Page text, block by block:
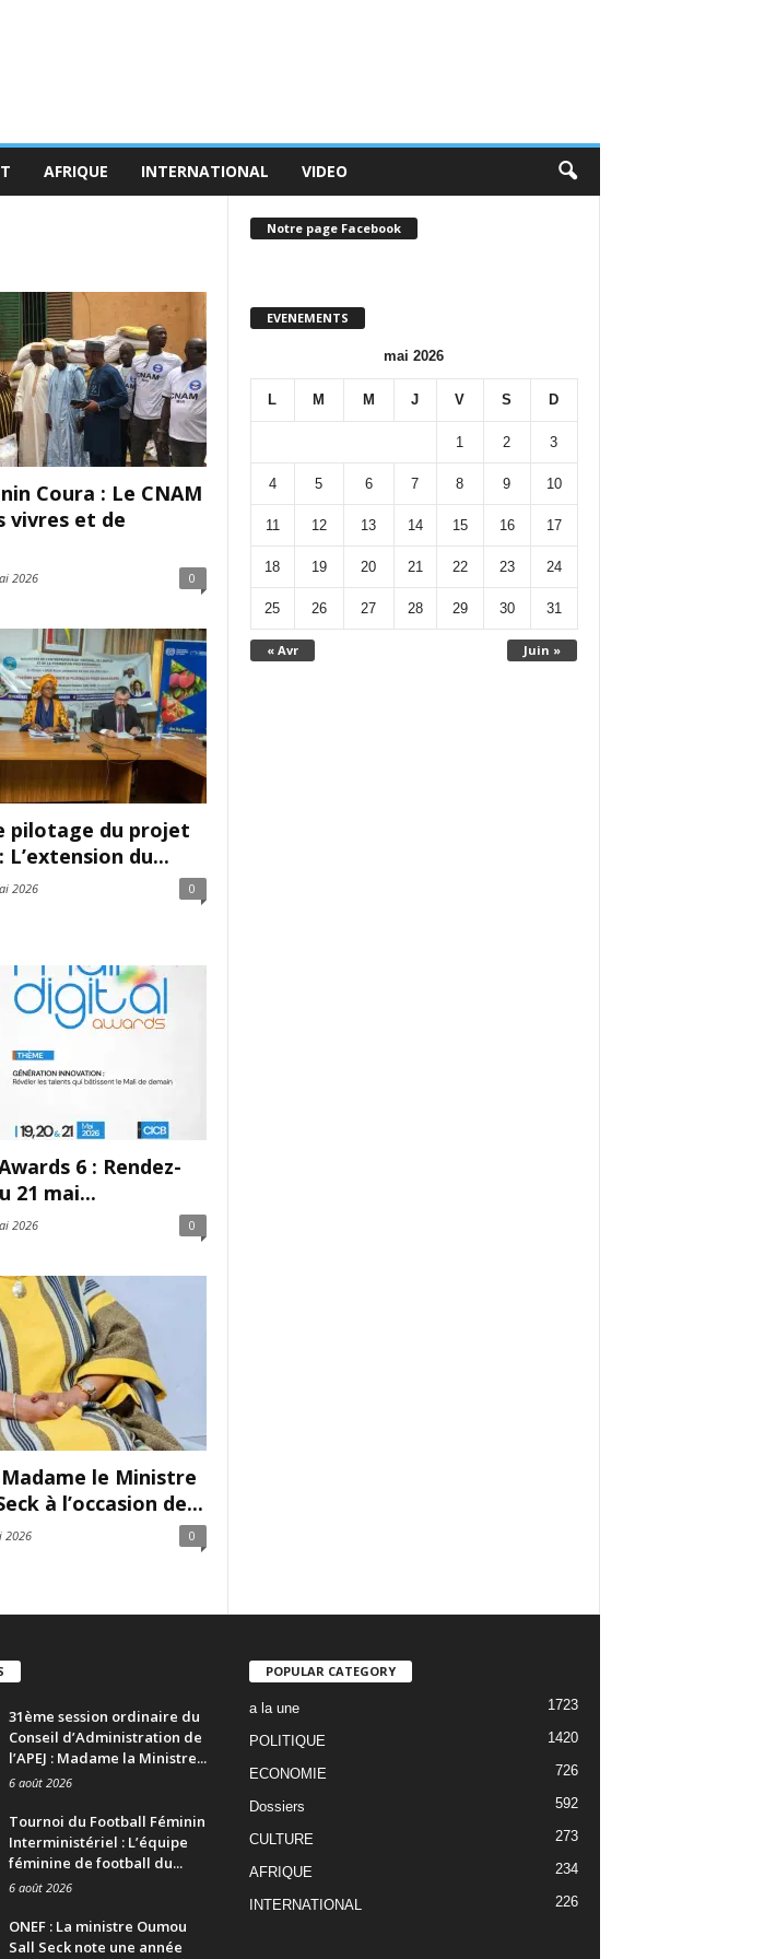
AFRIQUE INTERNATIONAL VIDEO
Coura : Le CNAM
vivres et de
2026 0
pilotage du projet
L’extension du...
2026 0
6 : Rendez-
21 mai...
2026 0
le Ministre
à l’occasion de...
2026 0
Notre page Facebook
EVENEMENTS
mai 2026
L M M J V S D
« Avr Juin »
1 2 3
4 5 6 7 8 9 10
11 12 13 14 15 16 17
18 19 20 21 22 23 24
25 26 27 28 29 30 31
31ème session ordinaire du
Conseil d’Administration de
l’APEJ : Madame la Ministre...
6 août 2026
Tournoi du Football Féminin
Interministériel : L’équipe
féminine de football du...
6 août 2026
ONEF : La ministre Oumou
Sall Seck note une année
POPULAR CATEGORY
a la une 1723
POLITIQUE 1420
ECONOMIE 726
Dossiers 592
CULTURE 273
AFRIQUE 234
INTERNATIONAL 226